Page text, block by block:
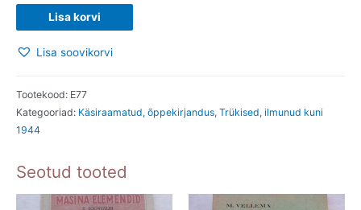
Kaswatusteadus.
M
Uniwer.
kogus
Lisa korvi
Lisa soovikorvi
Tootekood: E77
Kategooriad: Käsiraamatud, õppekirjandus, Trükised, ilmunud kuni
1944
Seotud tooted